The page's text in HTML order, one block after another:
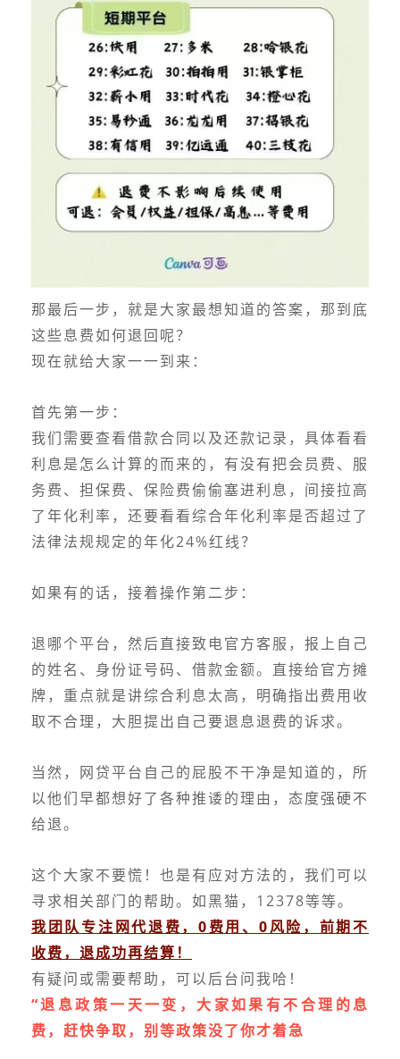
那最后一步，就是大家最想知道的答案，那到底
这些息费如何退回呢？
现在就给大家一一到来：
首先第一步：
我们需要查看借款合同以及还款记录，具体看看
利息是怎么计算的而来的，有没有把会员费、服
务费、担保费、保险费偷偷塞进利息，间接拉高
了年化利率，还要看看综合年化利率是否超过了
法律法规规定的年化24%红线？
如果有的话，接着操作第二步：
退哪个平台，然后直接致电官方客服，报上自己
的姓名、身份证号码、借款金额。直接给官方摊
牌，重点就是讲综合利息太高，明确指出费用收
取不合理，大胆提出自己要退息退费的诉求。
当然，网贷平台自己的屁股不干净是知道的，所
以他们早都想好了各种推诿的理由，态度强硬不
给退。
这个大家不要慌！也是有应对方法的，我们可以
寻求相关部门的帮助。如黑猫，12378等等。
我团队专注网代退费，0费用、0风险，前期不
收费，退成功再结算！
有疑问或需要帮助，可以后台问我哈！
“退息政策一天一变，大家如果有不合理的息
费，赶快争取，别等政策没了你才着急